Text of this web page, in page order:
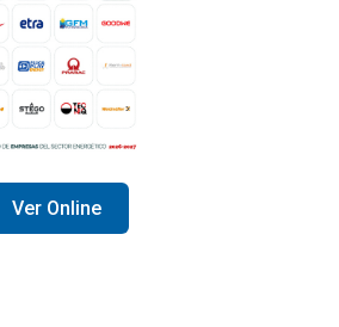
Ver Online